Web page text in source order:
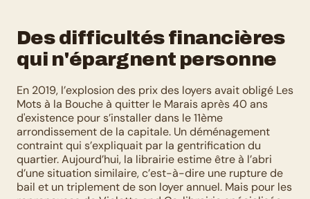
Des difficultés financières
qui n'épargnent personne
En 2019, l’explosion des prix des loyers avait obligé Les
Mots à la Bouche à quitter le Marais après 40 ans
d'existence pour s’installer dans le 11ème
arrondissement de la capitale. Un déménagement
contraint qui s’expliquait par la gentrification du
quartier. Aujourd’hui, la librairie estime être à l’abri
d’une situation similaire, c’est-à-dire une rupture de
bail et un triplement de son loyer annuel. Mais pour les